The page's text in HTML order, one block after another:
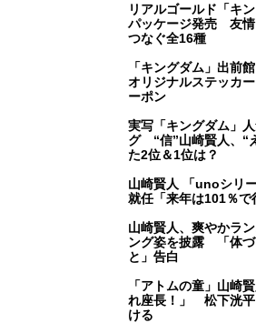
リアルゴールド「キ
パッケージ発売 友情
つなぐ全16種
「キングダム」出前
オリジナルステッカ
ーポン
実写「キングダム」
グ “信”山崎賢人、“
た2位＆1位は？
山崎賢人 「unoシリ
就任「来年は101％で
山崎賢人、爽やかラ
ング姿を披露 「体づ
と」告白
「アトムの童」山崎
れ座長！」 松下洸平
ける